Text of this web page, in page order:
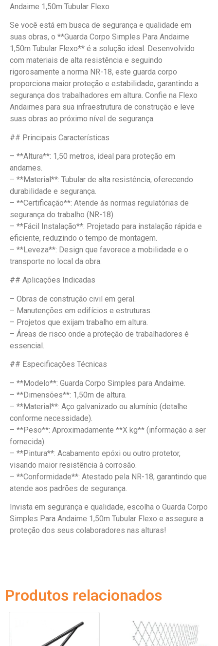
Andaime 1,50m Tubular Flexo
Se você está em busca de segurança e qualidade em
suas obras, o **Guarda Corpo Simples Para Andaime
1,50m Tubular Flexo** é a solução ideal. Desenvolvido
com materiais de alta resistência e seguindo
rigorosamente a norma NR-18, este guarda corpo
proporciona maior proteção e estabilidade, garantindo a
segurança dos trabalhadores em altura. Confie na Flexo
Andaimes para sua infraestrutura de construção e leve
suas obras ao próximo nível de segurança.
## Principais Características
– **Altura**: 1,50 metros, ideal para proteção em
andames.
– **Material**: Tubular de alta resistência, oferecendo
durabilidade e segurança.
– **Certificação**: Atende às normas regulatórias de
segurança do trabalho (NR-18).
– **Fácil Instalação**: Projetado para instalação rápida e
eficiente, reduzindo o tempo de montagem.
– **Leveza**: Design que favorece a mobilidade e o
transporte no local da obra.
## Aplicações Indicadas
– Obras de construção civil em geral.
– Manutenções em edifícios e estruturas.
– Projetos que exijam trabalho em altura.
– Áreas de risco onde a proteção de trabalhadores é
essencial.
## Especificações Técnicas
– **Modelo**: Guarda Corpo Simples para Andaime.
– **Dimensões**: 1,50m de altura.
– **Material**: Aço galvanizado ou alumínio (detalhe
conforme necessidade).
– **Peso**: Aproximadamente **X kg** (informação a ser
fornecida).
– **Pintura**: Acabamento epóxi ou outro protetor,
visando maior resistência à corrosão.
– **Conformidade**: Atestado pela NR-18, garantindo que
atende aos padrões de segurança.
Invista em segurança e qualidade, escolha o Guarda Corpo
Simples Para Andaime 1,50m Tubular Flexo e assegure a
proteção dos seus colaboradores nas alturas!
Produtos relacionados